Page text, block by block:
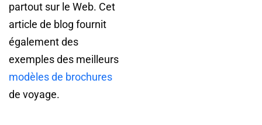
partout sur le Web. Cet
article de blog fournit
également des
exemples des meilleurs
modèles de brochures
de voyage.